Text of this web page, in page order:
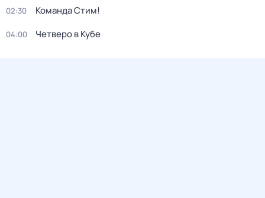
02:30 Команда Стим!
04:00 Четверо в Кубе